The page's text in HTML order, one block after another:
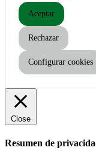
Aceptar
Rechazar
Configurar cookies
Close
Resumen de